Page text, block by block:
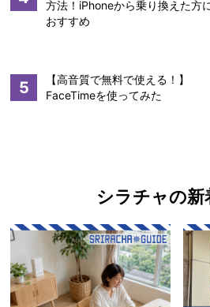
方法！iPhoneから乗り換えた方
おすすめ
5
【高音質で無料で使える！】
FaceTimeを使ってみた
シラチャの新